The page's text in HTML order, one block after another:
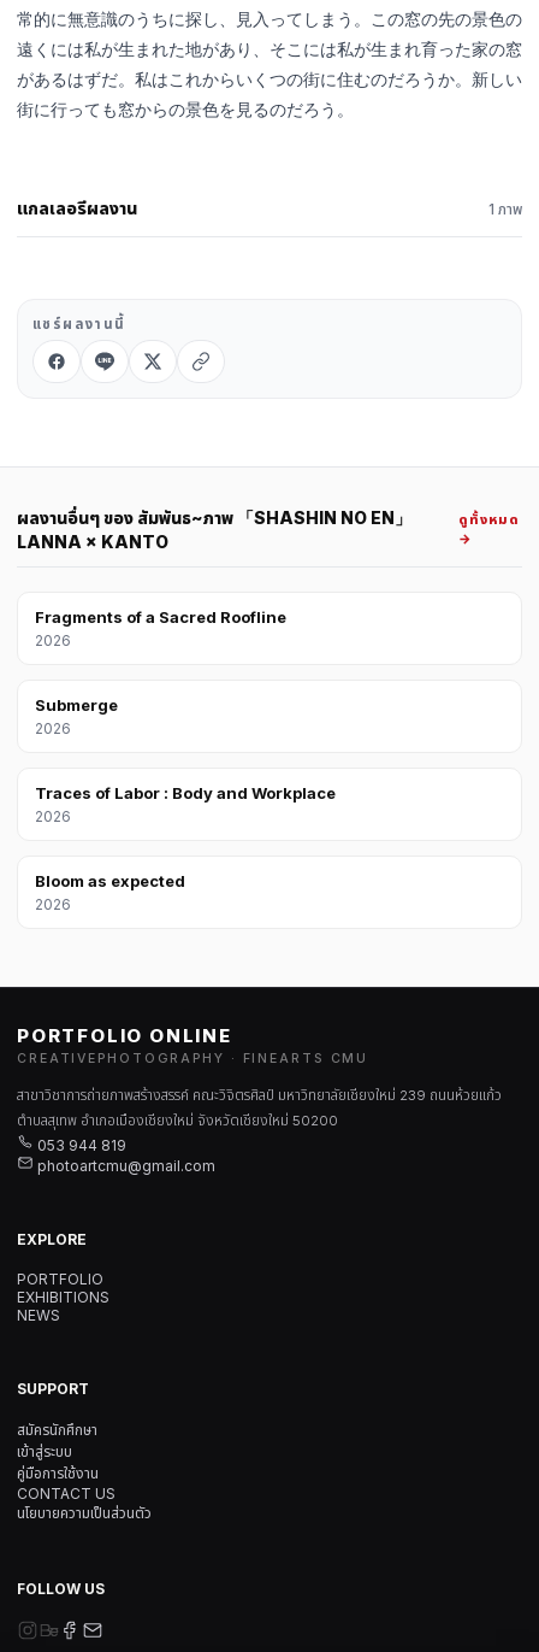
常的に無意識のうちに探し、見入ってしまう。この窓の先の景色の
遠くには私が生まれた地があり、そこには私が生まれ育った家の窓
があるはずだ。私はこれからいくつの街に住むのだろうか。新しい
街に行っても窓からの景色を見るのだろう。
แกลเลอรีผลงาน 1 ภาพ
แชร์ผลงานนี้
ผลงานอื่นๆ ของ สัมพันธ~ภาพ 「SHASHIN NO EN」
LANNA × KANTO
ดูทั้งหมด
→
Fragments of a Sacred Roofline
2026
Submerge
2026
Traces of Labor : Body and Workplace
2026
Bloom as expected
2026
PORTFOLIO ONLINE
CREATIVEPHOTOGRAPHY · FINEARTS CMU
สาขาวิชาการถ่ายภาพสร้างสรรค์ คณะวิจิตรศิลป์ มหาวิทยาลัยเชียงใหม่ 239 ถนนห้วยแก้ว
ตำบลสุเทพ อำเภอเมืองเชียงใหม่ จังหวัดเชียงใหม่ 50200
053 944 819
photoartcmu@gmail.com
EXPLORE
PORTFOLIO
EXHIBITIONS
NEWS
SUPPORT
สมัครนักศึกษา
เข้าสู่ระบบ
คู่มือการใช้งาน
CONTACT US
นโยบายความเป็นส่วนตัว
FOLLOW US